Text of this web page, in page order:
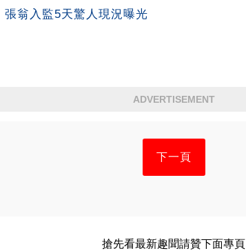
翁入監5天驚人現況曝光
ADVERTISEMENT
下一頁
搶先看最新趣聞請贊下面專頁